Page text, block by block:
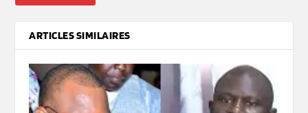
ARTICLES SIMILAIRES